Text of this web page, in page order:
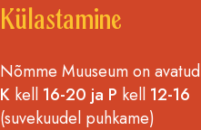
Külastamine
Nõmme Muuseum on avatud
K kell 16-20 ja P kell 12-16
(suvekuudel puhkame)